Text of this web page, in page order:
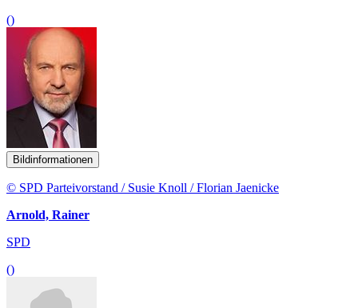
()
Bildinformationen
© SPD Parteivorstand / Susie Knoll / Florian Jaenicke
Arnold, Rainer
SPD
()